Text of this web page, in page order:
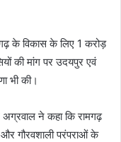
के विकास के लिए 1 करोड़
की मांग पर उदयपुर एवं
भी की।
ने कहा कि रामगढ़
और गौरवशाली परंपराओं के